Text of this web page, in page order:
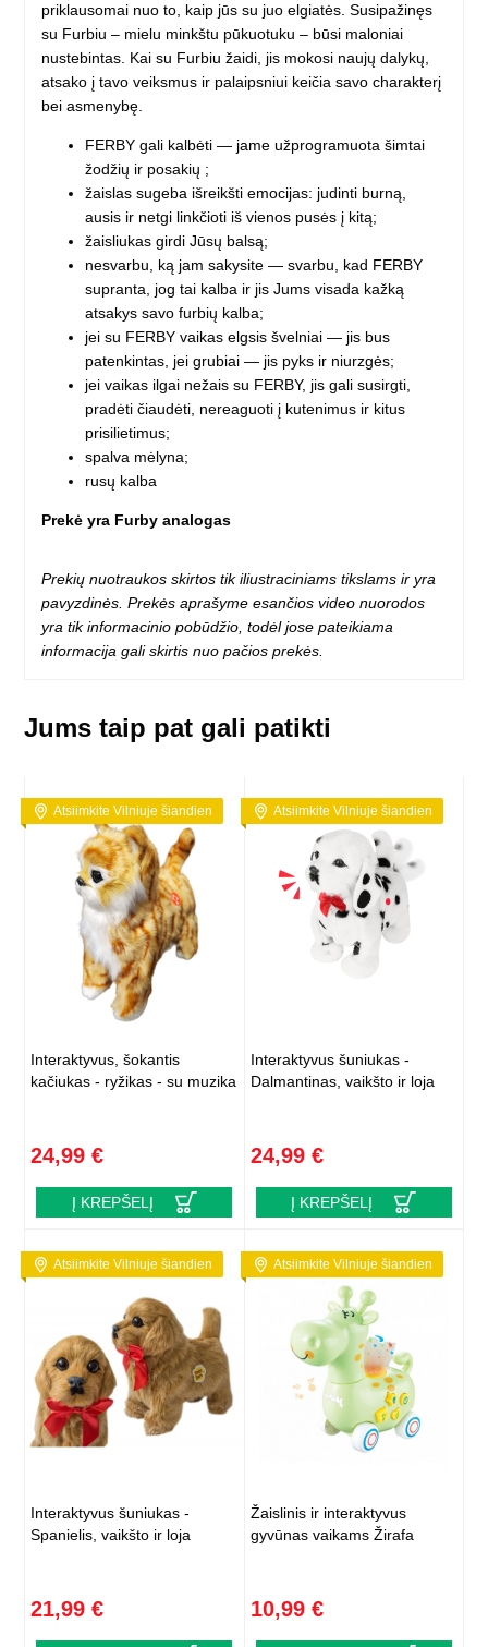
priklausomai nuo to, kaip jūs su juo elgiatės. Susipažinęs
su Furbiu – mielu minkštu pūkuotuku – būsi maloniai
nustebintas. Kai su Furbiu žaidi, jis mokosi naujų dalykų,
atsako į tavo veiksmus ir palaipsniui keičia savo charakterį
bei asmenybę.
FERBY gali kalbėti — jame užprogramuota šimtai
žodžių ir posakių ;
žaislas sugeba išreikšti emocijas: judinti burną,
ausis ir netgi linkčioti iš vienos pusės į kitą;
žaisliukas girdi Jūsų balsą;
nesvarbu, ką jam sakysite — svarbu, kad FERBY
supranta, jog tai kalba ir jis Jums visada kažką
atsakys savo furbių kalba;
jei su FERBY vaikas elgsis švelniai — jis bus
patenkintas, jei grubiai — jis pyks ir niurzgės;
jei vaikas ilgai nežais su FERBY, jis gali susirgti,
pradėti čiaudėti, nereaguoti į kutenimus ir kitus
prisilietimus;
spalva mėlyna;
rusų kalba
Prekė yra Furby analogas
Prekių nuotraukos skirtos tik iliustraciniams tikslams ir yra
pavyzdinės. Prekės aprašyme esančios video nuorodos
yra tik informacinio pobūdžio, todėl jose pateikiama
informacija gali skirtis nuo pačios prekės.
Jums taip pat gali patikti
Atsiimkite Vilniuje šiandien
Interaktyvus, šokantis
kačiukas - ryžikas - su muzika
24,99 €
Į KREPŠELĮ
Atsiimkite Vilniuje šiandien
Interaktyvus šuniukas -
Dalmantinas, vaikšto ir loja
24,99 €
Į KREPŠELĮ
Atsiimkite Vilniuje šiandien
Interaktyvus šuniukas -
Spanielis, vaikšto ir loja
21,99 €
Atsiimkite Vilniuje šiandien
Žaislinis ir interaktyvus
gyvūnas vaikams Žirafa
10,99 €